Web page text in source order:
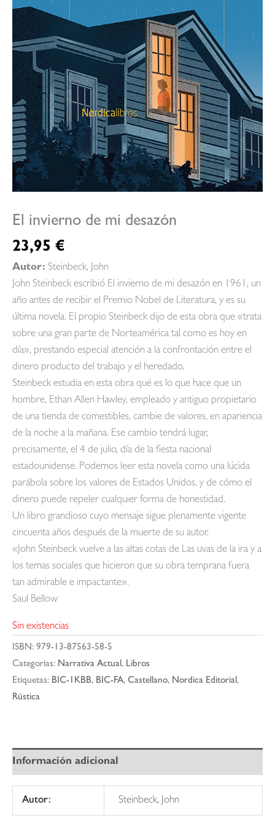
El invierno de mi desazón
23,95 €
Autor: Steinbeck, John
John Steinbeck escribió El invierno de mi desazón en 1961, un
año antes de recibir el Premio Nobel de Literatura, y es su
última novela. El propio Steinbeck dijo de esta obra que «trata
sobre una gran parte de Norteamérica tal como es hoy en
día», prestando especial atención a la confrontación entre el
dinero producto del trabajo y el heredado.
Steinbeck estudia en esta obra qué es lo que hace que un
hombre, Ethan Allen Hawley, empleado y antiguo propietario
de una tienda de comestibles, cambie de valores, en apariencia
de la noche a la mañana. Ese cambio tendrá lugar,
precisamente, el 4 de julio, día de la fiesta nacional
estadounidense. Podemos leer esta novela como una lúcida
parábola sobre los valores de Estados Unidos, y de cómo el
dinero puede repeler cualquier forma de honestidad.
Un libro grandioso cuyo mensaje sigue plenamente vigente
cincuenta años después de la muerte de su autor.
«John Steinbeck vuelve a las altas cotas de Las uvas de la ira y a
los temas sociales que hicieron que su obra temprana fuera
tan admirable e impactante».
Saul Bellow
Sin existencias
ISBN: 979-13-87563-58-5
Categorías: Narrativa Actual, Libros
Etiquetas: BIC-1KBB, BIC-FA, Castellano, Nordica Editorial,
Rústica
Información adicional
Autor: Steinbeck, John